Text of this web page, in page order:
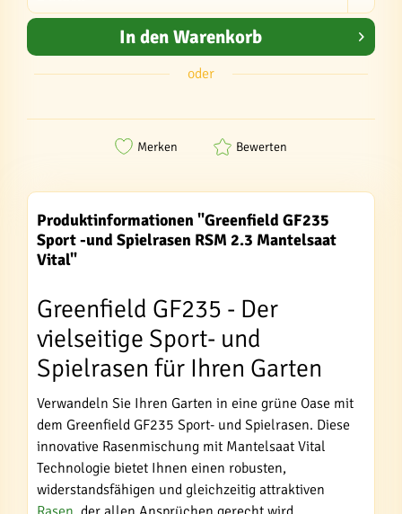
In den Warenkorb
oder
Merken Bewerten
Produktinformationen "Greenfield GF235
Sport -und Spielrasen RSM 2.3 Mantelsaat
Vital"
Greenfield GF235 - Der
vielseitige Sport- und
Spielrasen für Ihren Garten
Verwandeln Sie Ihren Garten in eine grüne Oase mit
dem Greenfield GF235 Sport- und Spielrasen. Diese
innovative Rasenmischung mit Mantelsaat Vital
Technologie bietet Ihnen einen robusten,
widerstandsfähigen und gleichzeitig attraktiven